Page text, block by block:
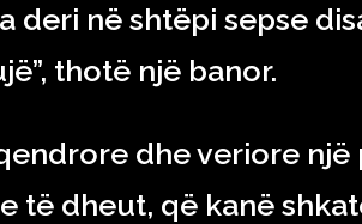
deri në shtëpi sepse
thotë një banor.
dhe veriore
të dheut, që kanë